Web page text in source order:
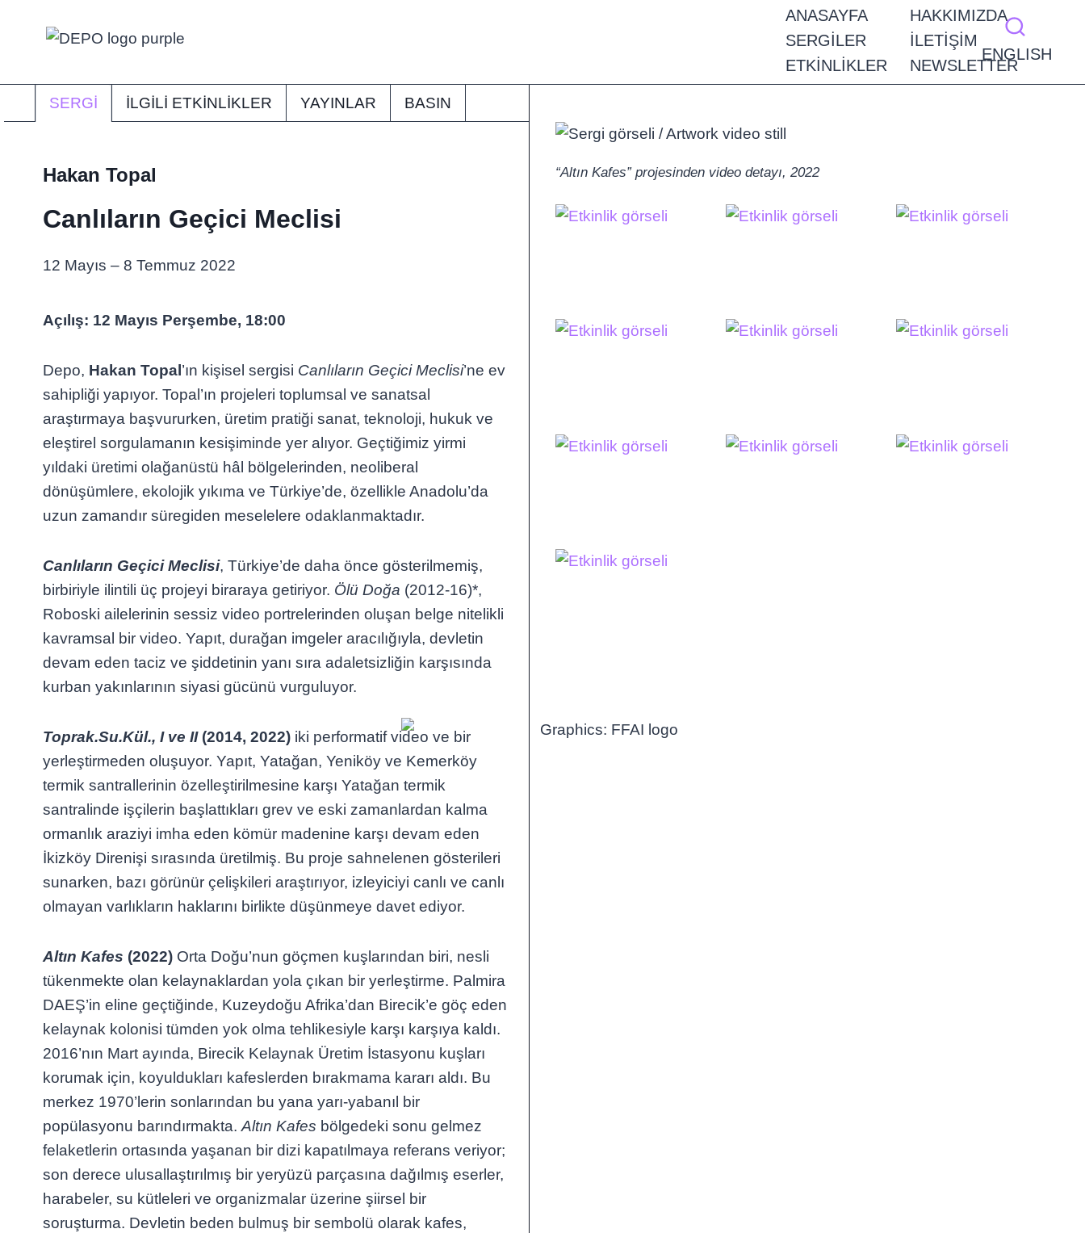
ANASAYFA
SERGILER
ETKINLIKLER
HAKKIMIZDA
İLETIŞIM
NEWSLETTER
ENGLISH
SERGI İLGİLİ ETKİNLİKLER YAYINLAR BASIN
Hakan Topal
Canlıların Geçici Meclisi
12 Mayıs – 8 Temmuz 2022
Açılış: 12 Mayıs Perşembe, 18:00
Depo, Hakan Topal’ın kişisel sergisi Canlıların Geçici Meclisi’ne ev
sahipliği yapıyor. Topal’ın projeleri toplumsal ve sanatsal
araştırmaya başvururken, üretim pratiği sanat, teknoloji, hukuk ve
eleştirel sorgulamanın kesişiminde yer alıyor. Geçtiğimiz yirmi
yıldaki üretimi olağanüstü hâl bölgelerinden, neoliberal
dönüşümlere, ekolojik yıkıma ve Türkiye’de, özellikle Anadolu’da
uzun zamandır süregiden meselelere odaklanmaktadır.
Canlıların Geçici Meclisi, Türkiye’de daha önce gösterilmemiş,
birbiriyle ilintili üç projeyi biraraya getiriyor. Ölü Doğa (2012-16)*,
Roboski ailelerinin sessiz video portrelerinden oluşan belge nitelikli
kavramsal bir video. Yapıt, durağan imgeler aracılığıyla, devletin
devam eden taciz ve şiddetinin yanı sıra adaletsizliğin karşısında
kurban yakınlarının siyasi gücünü vurguluyor.
Toprak.Su.Kül., I ve II(2014, 2022) iki performatif video ve bir
yerleştirmeden oluşuyor. Yapıt, Yatağan, Yeniköy ve Kemerköy
termik santrallerinin özelleştirilmesine karşı Yatağan termik
santralinde işçilerin başlattıkları grev ve eski zamanlardan kalma
ormanlık araziyi imha eden kömür madenine karşı devam eden
İkizköy Direnişi sırasında üretilmiş. Bu proje sahnelenen gösterileri
sunarken, bazı görünür çelişkileri araştırıyor, izleyiciyi canlı ve canlı
olmayan varlıkların haklarını birlikte düşünmeye davet ediyor.
Altın Kafes (2022) Orta Doğu’nun göçmen kuşlarından biri, nesli
tükenmekte olan kelaynaklardan yola çıkan bir yerleştirme. Palmira
DAEŞ’in eline geçtiğinde, Kuzeydoğu Afrika’dan Birecik’e göç eden
kelaynak kolonisi tümden yok olma tehlikesiyle karşı karşıya kaldı.
2016’nın Mart ayında, Birecik Kelaynak Üretim İstasyonu kuşları
korumak için, koyuldukları kafeslerden bırakmama kararı aldı. Bu
merkez 1970’lerin sonlarından bu yana yarı-yabanıl bir
popülasyonu barındırmakta. Altın Kafes bölgedeki sonu gelmez
felaketlerin ortasında yaşanan bir dizi kapatılmaya referans veriyor;
son derece ulusallaştırılmış bir yeryüzü parçasına dağılmış eserler,
harabeler, su kütleleri ve organizmalar üzerine şiirsel bir
soruşturma. Devletin beden bulmuş bir sembolü olarak kafes,
“Altın Kafes” projesinden video detayı, 2022